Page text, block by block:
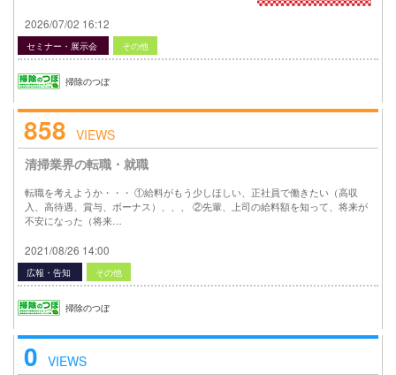
2026/07/02 16:12
セミナー・展示会 その他
掃除のつぼ
858 VIEWS
清掃業界の転職・就職
転職を考えようか・・・ ①給料がもう少しほしい、正社員で働きたい（高収
入、高待遇、賞与、ボーナス）、、、 ②先輩、上司の給料額を知って、将来が
不安になった（将来…
2021/08/26 14:00
広報・告知 その他
掃除のつぼ
0 VIEWS